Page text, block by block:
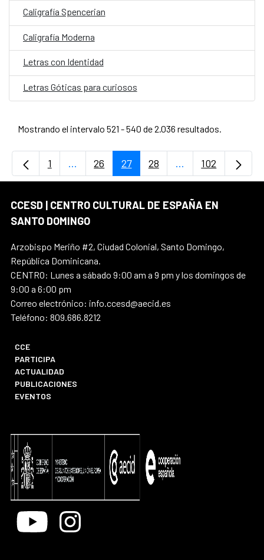
Caligrafía Spencerian
Caligrafía Moderna
Letras con Identidad
Letras Góticas para curiosos
Mostrando el intervalo 521 - 540 de 2.036 resultados.
Página
1 ...Páginas intermedias Use TAB para
Página
26 Página
27 Página
28 ...PáginasPágina
102
CCESD | CENTRO CULTURAL DE ESPAÑA EN
SANTO DOMINGO
Arzobispo Meriño #2, Ciudad Colonial, Santo Domingo,
República Dominicana.
CENTRO: Lunes a sábado 9:00 am a 9 pm y los domingos de
9:00 a 6:00 pm
Correo electrónico: info.ccesd@aecid.es
Teléfono: 809.686.8212
CCE
PARTICIPA
ACTUALIDAD
PUBLICACIONES
EVENTOS
Youtube Instagram